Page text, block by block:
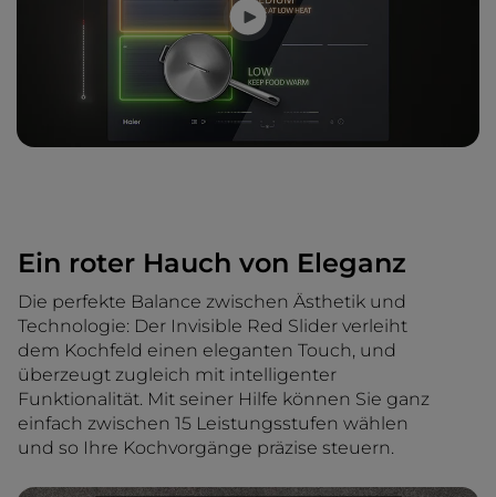
Ein roter Hauch von Eleganz
Die perfekte Balance zwischen Ästhetik und
Technologie: Der Invisible Red Slider verleiht
dem Kochfeld einen eleganten Touch, und
überzeugt zugleich mit intelligenter
Funktionalität. Mit seiner Hilfe können Sie ganz
einfach zwischen 15 Leistungsstufen wählen
und so Ihre Kochvorgänge präzise steuern.